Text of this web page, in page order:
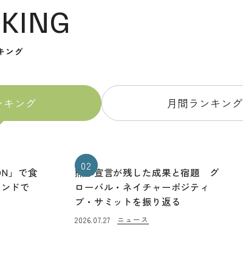
ング
キング 月間ランキング
」で食
ドで
02
熊本宣言が残した成果と宿題 グ
ローバル・ネイチャーポジティ
ブ・サミットを振り返る
2026.07.27 ニュース